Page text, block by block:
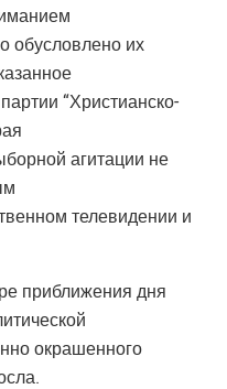
обусловлено их
“Христианско-
агитации не
телевидении и
приближения дня
окрашенного